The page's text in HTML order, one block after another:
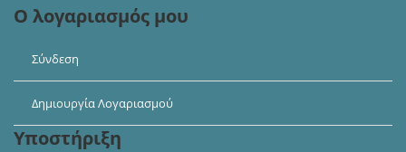
Ο λογαριασμός μου
Σύνδεση
Δημιουργία Λογαριασμού
Υποστήριξη